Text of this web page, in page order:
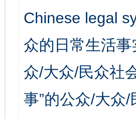
Chinese legal
众的日常生活
众/大众/民众社
事”的公众/大众
法徽映军营 权益有保障